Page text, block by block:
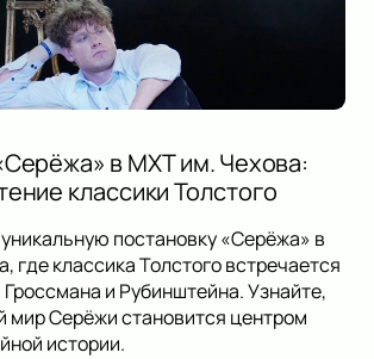
в МХТ им. Чехова:
классики Толстого
постановку «Серёжа» в
где классика Толстого встречается
и Рубинштейна. Узнайте,
мир Серёжи становится центром
истории.